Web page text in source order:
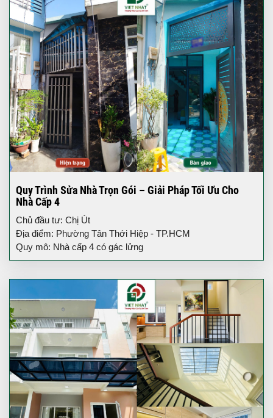
Quy Trình Sửa Nhà Trọn Gói – Giải Pháp Tối Ưu Cho
Nhà Cấp 4
Chủ đầu tư: Chị Út
Địa điểm: Phường Tân Thới Hiệp - TP.HCM
Quy mô: Nhà cấp 4 có gác lửng